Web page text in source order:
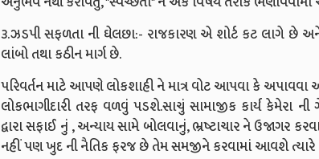
૩.ઝડપી સફળતા ની ઘેલછા:- રાજકારણ એ શોર્ટ કટ લાગે છે અને
લાંબો તથા કઠીન માર્ગ છે.
પરિવર્તન માટે આપણે લોકશાહી ને માત્ર વોટ આપવા કે અપાવવા
લોકભાગીદારી તરફ વળવું પડશે.સાચું સામાજીક કાર્ય કેમેરા
દ્વારા સફાઈ નું , અન્યાય સામે બોલવાનું, ભ્રષ્ટાચાર ને ઉજાગર
નહીં પણ ખુદ ની નૈતિક ફરજ છે તેમ સમજીને કરવામાં આવશે